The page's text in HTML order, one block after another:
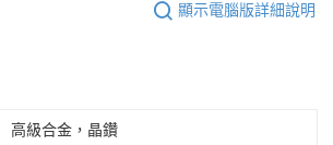
顯示電腦版詳細說明
高級合金，晶鑽